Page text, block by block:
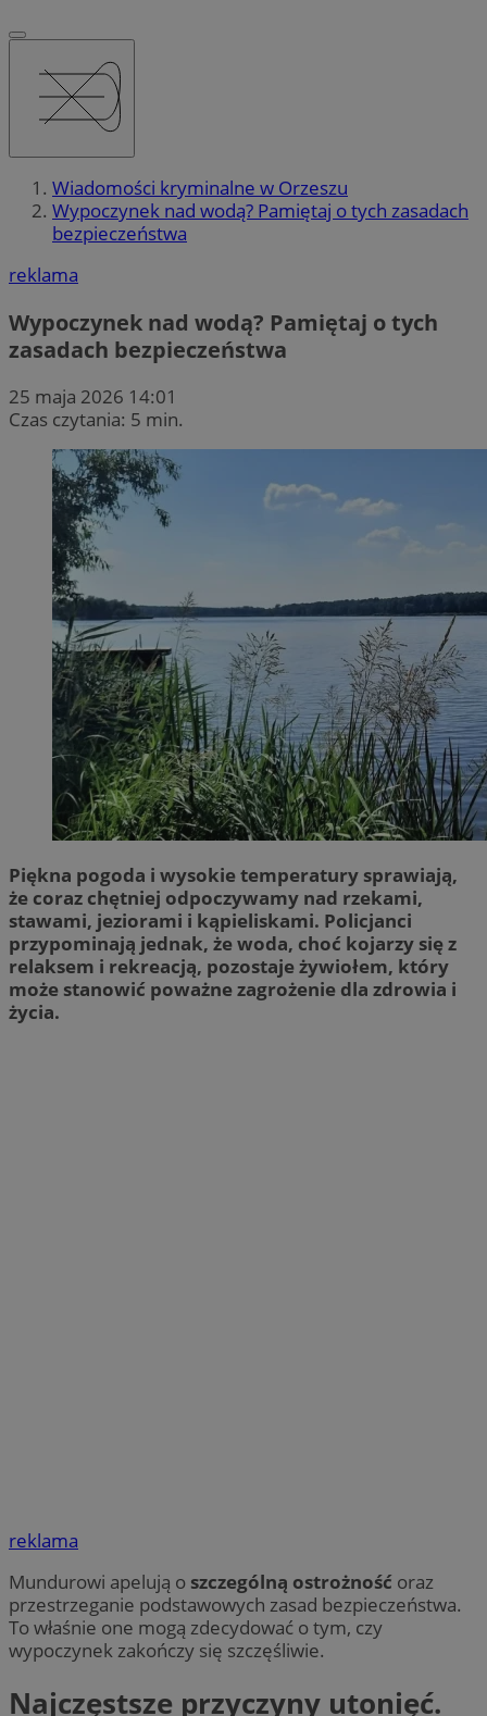
Wiadomości kryminalne w Orzeszu
Wypoczynek nad wodą? Pamiętaj o tych zasadach
bezpieczeństwa
reklama
Wypoczynek nad wodą? Pamiętaj o tych
zasadach bezpieczeństwa
25 maja 2026 14:01
Czas czytania: 5 min.
Piękna pogoda i wysokie temperatury sprawiają,
że coraz chętniej odpoczywamy nad rzekami,
stawami, jeziorami i kąpieliskami. Policjanci
przypominają jednak, że woda, choć kojarzy się z
relaksem i rekreacją, pozostaje żywiołem, który
może stanowić poważne zagrożenie dla zdrowia i
życia.
reklama
Mundurowi apelują o szczególną ostrożność oraz
przestrzeganie podstawowych zasad bezpieczeństwa.
To właśnie one mogą zdecydować o tym, czy
wypoczynek zakończy się szczęśliwie.
Najczęstsze przyczyny utonięć.